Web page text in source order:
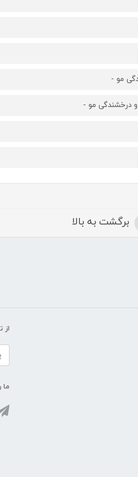
مو -
درخشندگی مو -
برگشت به بالا
از
ما